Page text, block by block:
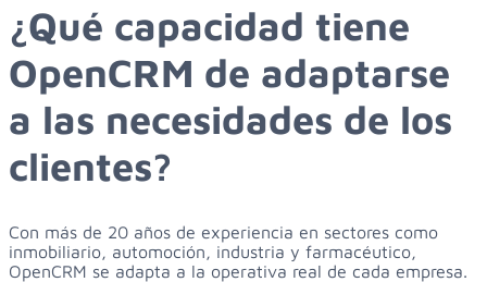
¿Qué capacidad tiene
OpenCRM de adaptarse
a las necesidades de los
clientes?
Con más de 20 años de experiencia en sectores como
inmobiliario, automoción, industria y farmacéutico,
OpenCRM se adapta a la operativa real de cada empresa.